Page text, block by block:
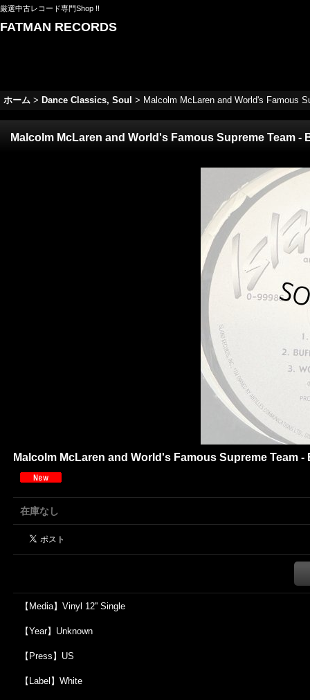
厳選中古レコード専門Shop !!
FATMAN RECORDS
ホーム > Dance Classics, Soul > Malcolm McLaren and World's Famous
Malcolm McLaren and World's Famous Supreme Team
Malcolm McLaren and World's Famous Supreme Team
在庫なし
【Media】Vinyl 12'' Single
【Year】Unknown
【Press】US
【Label】White